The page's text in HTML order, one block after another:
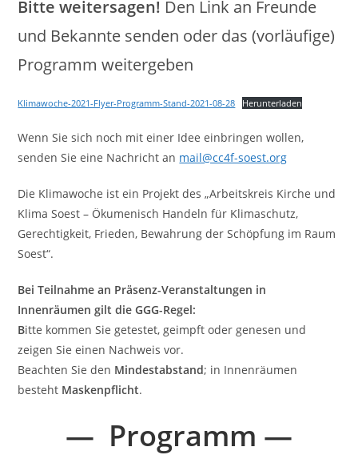
Bitte weitersagen! Den Link an Freunde
und Bekannte senden oder das (vorläufige)
Programm weitergeben
Klimawoche-2021-Flyer-Programm-Stand-2021-08-28 Herunterladen
Wenn Sie sich noch mit einer Idee einbringen wollen,
senden Sie eine Nachricht an mail@cc4f-soest.org
Die Klimawoche ist ein Projekt des „Arbeitskreis Kirche und
Klima Soest – Ökumenisch Handeln für Klimaschutz,
Gerechtigkeit, Frieden, Bewahrung der Schöpfung im Raum
Soest“.
Bei Teilnahme an Präsenz-Veranstaltungen in
Innenräumen gilt die GGG-Regel:
Bitte kommen Sie getestet, geimpft oder genesen und
zeigen Sie einen Nachweis vor.
Beachten Sie den Mindestabstand; in Innenräumen
besteht Maskenpflicht.
— Programm —